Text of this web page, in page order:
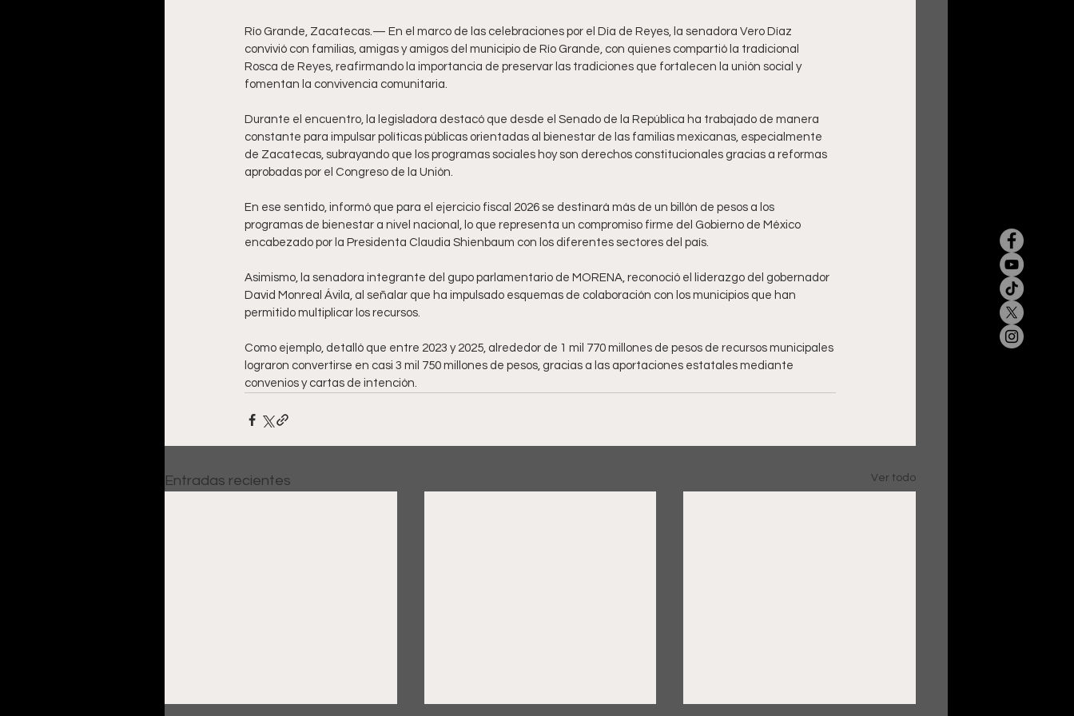
Río Grande, Zacatecas.— En el marco de las celebraciones por el Día de Reyes, la senadora Vero Díaz
convivió con familias, amigas y amigos del municipio de Río Grande, con quienes compartió la tradicional
Rosca de Reyes, reafirmando la importancia de preservar las tradiciones que fortalecen la unión social y
fomentan la convivencia comunitaria.
Durante el encuentro, la legisladora destacó que desde el Senado de la República ha trabajado de manera
constante para impulsar políticas públicas orientadas al bienestar de las familias mexicanas, especialmente
de Zacatecas, subrayando que los programas sociales hoy son derechos constitucionales gracias a reformas
aprobadas por el Congreso de la Unión.
En ese sentido, informó que para el ejercicio fiscal 2026 se destinará más de un billón de pesos a los
programas de bienestar a nivel nacional, lo que representa un compromiso firme del Gobierno de México
encabezado por la Presidenta Claudia Shienbaum con los diferentes sectores del país.
Asimismo, la senadora integrante del gupo parlamentario de MORENA, reconoció el liderazgo del gobernador
David Monreal Ávila, al señalar que ha impulsado esquemas de colaboración con los municipios que han
permitido multiplicar los recursos.
Como ejemplo, detalló que entre 2023 y 2025, alrededor de 1 mil 770 millones de pesos de recursos municipales
lograron convertirse en casi 3 mil 750 millones de pesos, gracias a las aportaciones estatales mediante
convenios y cartas de intención.
Entradas recientes Ver todo